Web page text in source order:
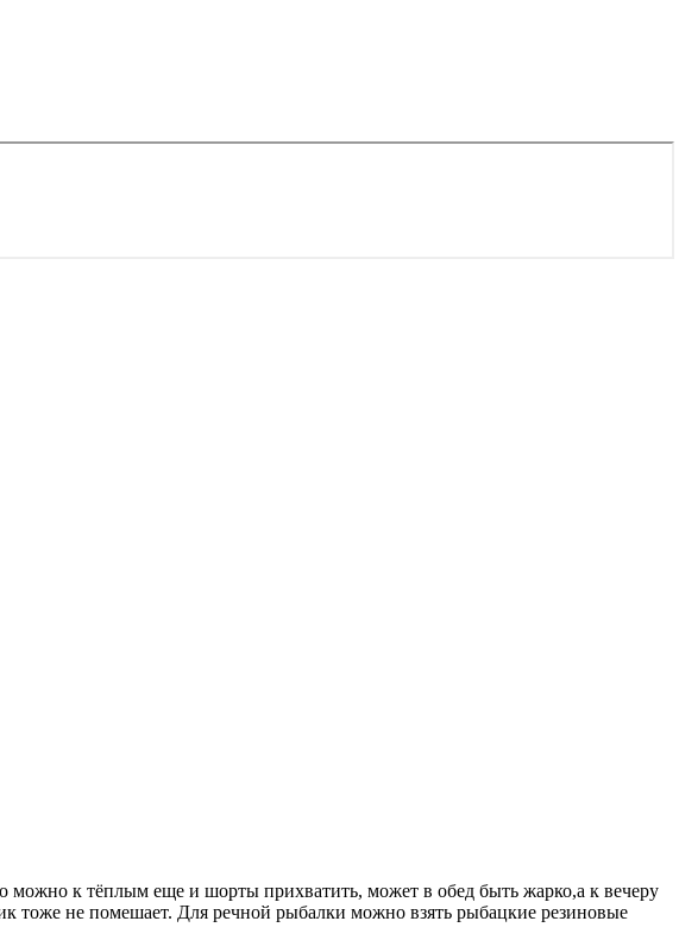
можно к тёплым еще и шорты прихватить, может в обед быть жарко,а к вечеру
тоже не помешает. Для речной рыбалки можно взять рыбацкие резиновые